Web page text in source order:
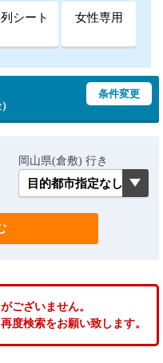
シート 女性専用
条件変更
岡山県(倉敷) 行き
ございません。
度検索をお願い致します。